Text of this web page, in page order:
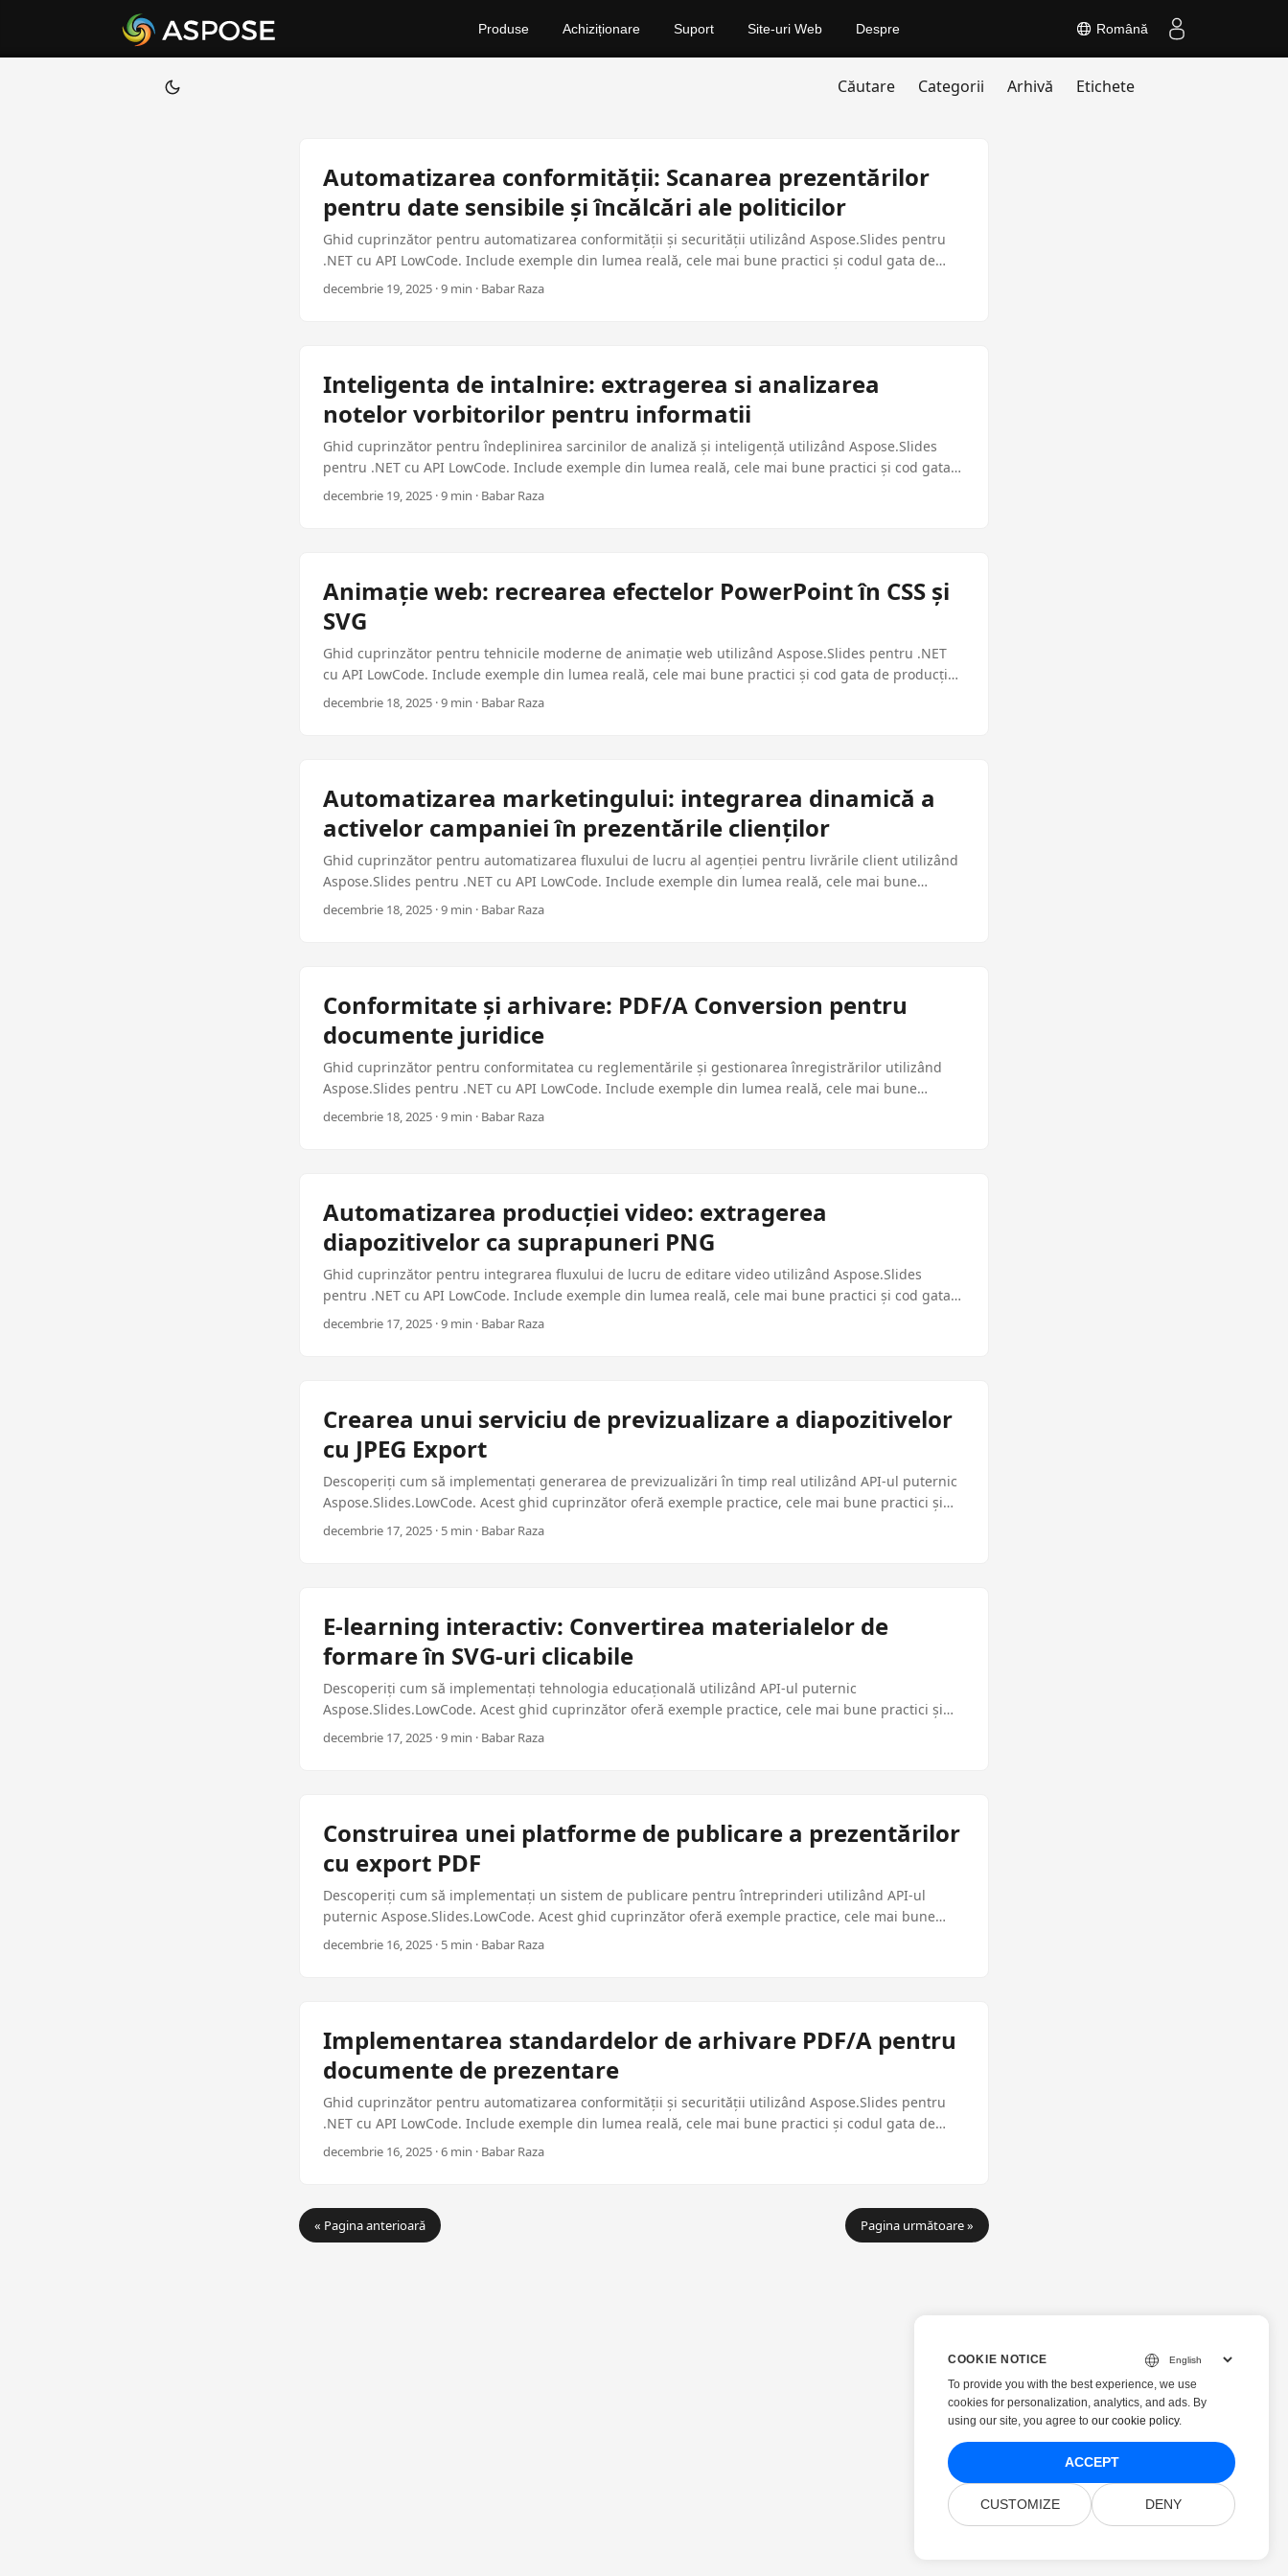
Română
Produse Achiziționare Suport Site-uri Web Despre
Căutare Categorii Arhivă Etichete
Automatizarea conformității: Scanarea prezentărilor
pentru date sensibile și încălcări ale politicilor
Ghid cuprinzător pentru automatizarea conformității și securității utilizând Aspose.Slides pentru
.NET cu API LowCode. Include exemple din lumea reală, cele mai bune practici și codul gata de
producție pentru aplicațiile corporative.
decembrie 19, 2025 · 9 min · Babar Raza
Inteligenta de intalnire: extragerea si analizarea
notelor vorbitorilor pentru informatii
Ghid cuprinzător pentru îndeplinirea sarcinilor de analiză și inteligență utilizând Aspose.Slides
pentru .NET cu API LowCode. Include exemple din lumea reală, cele mai bune practici și cod gata
de producție pentru aplicațiile corporative.
decembrie 19, 2025 · 9 min · Babar Raza
Animație web: recrearea efectelor PowerPoint în CSS și
SVG
Ghid cuprinzător pentru tehnicile moderne de animație web utilizând Aspose.Slides pentru .NET
cu API LowCode. Include exemple din lumea reală, cele mai bune practici și cod gata de producție
pentru aplicațiile corporative.
decembrie 18, 2025 · 9 min · Babar Raza
Automatizarea marketingului: integrarea dinamică a
activelor campaniei în prezentările clienților
Ghid cuprinzător pentru automatizarea fluxului de lucru al agenției pentru livrările client utilizând
Aspose.Slides pentru .NET cu API LowCode. Include exemple din lumea reală, cele mai bune
practici și codul gata de producție pentru aplicațiile corporative.
decembrie 18, 2025 · 9 min · Babar Raza
Conformitate și arhivare: PDF/A Conversion pentru
documente juridice
Ghid cuprinzător pentru conformitatea cu reglementările și gestionarea înregistrărilor utilizând
Aspose.Slides pentru .NET cu API LowCode. Include exemple din lumea reală, cele mai bune
practici și cod gata de producție pentru aplicațiile corporative.
decembrie 18, 2025 · 9 min · Babar Raza
Automatizarea producției video: extragerea
diapozitivelor ca suprapuneri PNG
Ghid cuprinzător pentru integrarea fluxului de lucru de editare video utilizând Aspose.Slides
pentru .NET cu API LowCode. Include exemple din lumea reală, cele mai bune practici și cod gata
de producție pentru aplicațiile corporative.
decembrie 17, 2025 · 9 min · Babar Raza
Crearea unui serviciu de previzualizare a diapozitivelor
cu JPEG Export
Descoperiți cum să implementați generarea de previzualizări în timp real utilizând API-ul puternic
Aspose.Slides.LowCode. Acest ghid cuprinzător oferă exemple practice, cele mai bune practici și
cod gata de producție pentru dezvoltatorii .NET.
decembrie 17, 2025 · 5 min · Babar Raza
E-learning interactiv: Convertirea materialelor de
formare în SVG-uri clicabile
Descoperiți cum să implementați tehnologia educațională utilizând API-ul puternic
Aspose.Slides.LowCode. Acest ghid cuprinzător oferă exemple practice, cele mai bune practici și
cod gata de producție pentru dezvoltatorii .NET.
decembrie 17, 2025 · 9 min · Babar Raza
Construirea unei platforme de publicare a prezentărilor
cu export PDF
Descoperiți cum să implementați un sistem de publicare pentru întreprinderi utilizând API-ul
puternic Aspose.Slides.LowCode. Acest ghid cuprinzător oferă exemple practice, cele mai bune
practici și cod gata de producție pentru dezvoltatorii .NET.
decembrie 16, 2025 · 5 min · Babar Raza
Implementarea standardelor de arhivare PDF/A pentru
documente de prezentare
Ghid cuprinzător pentru automatizarea conformității și securității utilizând Aspose.Slides pentru
.NET cu API LowCode. Include exemple din lumea reală, cele mai bune practici și codul gata de
producție pentru aplicațiile corporative.
decembrie 16, 2025 · 6 min · Babar Raza
« Pagina anterioară Pagina următoare »
COOKIE NOTICE
To provide you with the best experience, we use
cookies for personalization, analytics, and ads. By
using our site, you agree to our cookie policy.
ACCEPT
CUSTOMIZE DENY